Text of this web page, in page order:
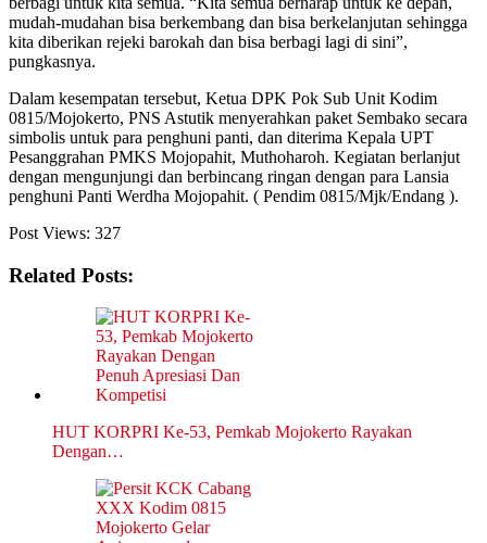
mudah-mudahan bisa berkembang dan bisa berkelanjutan sehingga
kita diberikan rejeki barokah dan bisa berbagi lagi di sini”,
pungkasnya.
Dalam kesempatan tersebut, Ketua DPK Pok Sub Unit Kodim
0815/Mojokerto, PNS Astutik menyerahkan paket Sembako secara
simbolis untuk para penghuni panti, dan diterima Kepala UPT
Pesanggrahan PMKS Mojopahit, Muthoharoh. Kegiatan berlanjut
dengan mengunjungi dan berbincang ringan dengan para Lansia
penghuni Panti Werdha Mojopahit. ( Pendim 0815/Mjk/Endang ).
Post Views: 327
Related Posts:
HUT KORPRI Ke-53, Pemkab Mojokerto Rayakan
Dengan…